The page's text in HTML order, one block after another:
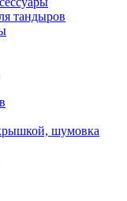
тандыров
шумовка